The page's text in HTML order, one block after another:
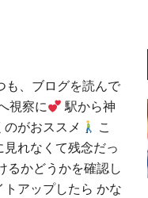
も、ブログを読んで
視察に
駅から神
がおススメ
こ
見れなくて残念だっ
るかどうかを確認し
トアップしたら かな